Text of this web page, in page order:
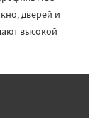
дверей и
высокой